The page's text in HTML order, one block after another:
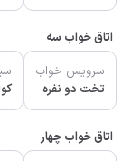
اتاق خواب سه
سرویس خواب
تخت دو نفره
اتاق خواب چهار